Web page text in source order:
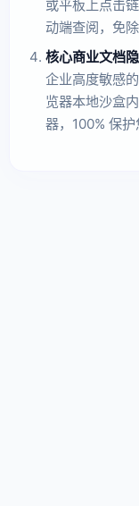
或平板上点击
动端查阅，免
核心商业文档隐
企业高度敏感
览器本地沙盒
器，100% 保护